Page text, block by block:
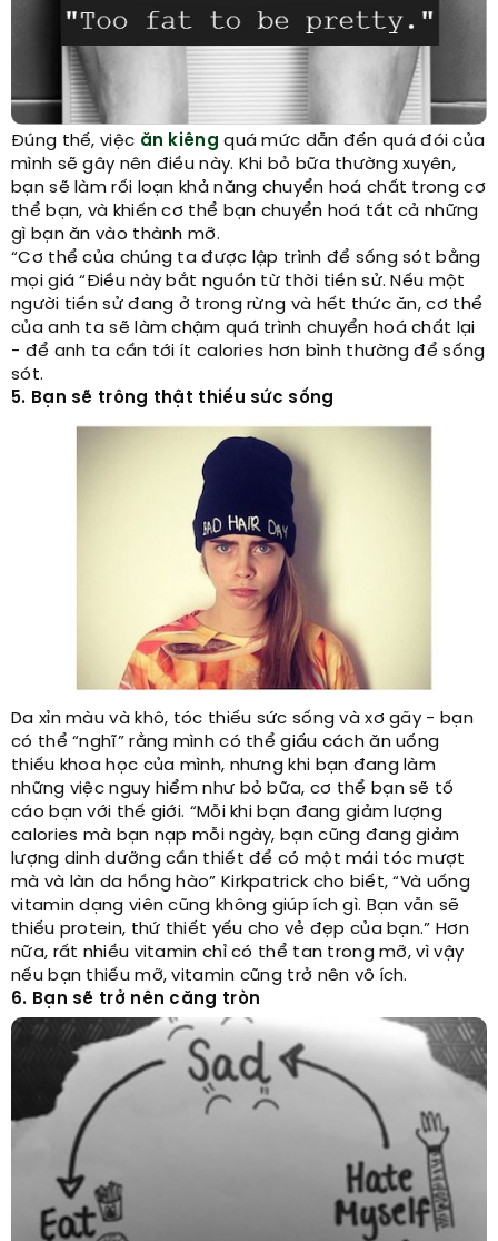
Đúng thế, việc ăn kiêng quá mức dẫn đến quá đói của
mình sẽ gây nên điều này. Khi bỏ bữa thường xuyên,
bạn sẽ làm rối loạn khả năng chuyển hoá chất trong cơ
thể bạn, và khiến cơ thể bạn chuyển hoá tất cả những
gì bạn ăn vào thành mỡ.
“Cơ thể của chúng ta được lập trình để sống sót bằng
mọi giá “Điều này bắt nguồn từ thời tiền sử. Nếu một
người tiền sử đang ở trong rừng và hết thức ăn, cơ thể
của anh ta sẽ làm chậm quá trình chuyển hoá chất lại
- để anh ta cần tới ít calories hơn bình thường để sống
sót.
5. Bạn sẽ trông thật thiếu sức sống
Da xỉn màu và khô, tóc thiếu sức sống và xơ gãy - bạn
có thể “nghĩ” rằng mình có thể giấu cách ăn uống
thiếu khoa học của mình, nhưng khi bạn đang làm
những việc nguy hiểm như bỏ bữa, cơ thể bạn sẽ tố
cáo bạn với thế giới. “Mỗi khi bạn đang giảm lượng
calories mà bạn nạp mỗi ngày, bạn cũng đang giảm
lượng dinh dưỡng cần thiết để có một mái tóc mượt
mà và làn da hồng hào” Kirkpatrick cho biết, “Và uống
vitamin dạng viên cũng không giúp ích gì. Bạn vẫn sẽ
thiếu protein, thứ thiết yếu cho vẻ đẹp của bạn.” Hơn
nữa, rất nhiều vitamin chỉ có thể tan trong mỡ, vì vậy
nếu bạn thiếu mỡ, vitamin cũng trở nên vô ích.
6. Bạn sẽ trở nên căng tròn